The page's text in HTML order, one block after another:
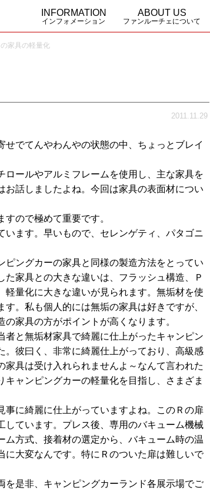
INFORMATION
インフォメーション
ABOUT US
ファンルーチェについて
家具の軽量化
2011.11.29
でてんやわんやの状態の中、ちょっとブレイ
ロールやアルミフレームを使用し、主な家具を
お話しましたよね。今回は家具の表面材につい
ので極めて重要です。
います。早いもので、セレンゲティ、パタゴニ
ピングカーの家具と同様の製造方法をとってい
家具との大きな違いは、フラッシュ構造、Ｐ
軽量化に大きな違いが見られます。無垢材を使
。私も個人的には無垢の家具は好きですが、
家具の方がポイントが高くなります。
者と無垢材家具で綺麗に仕上がったキャンピン
。彼曰く、非常に綺麗仕上がっており、高級感
具は受け入れられませんよ～なんて言われた
ャンピングカーの軽量化を目指し、さまざま
事に綺麗に仕上がっていますよね。このＲの扉
しています。プレス後、専用のバキューム機械
ム方式、接着材の選定から、バキューム時の温
に大変なんです。特にＲのついた扉は難しいで
を是非、キャンピングカーランド各展示場でご